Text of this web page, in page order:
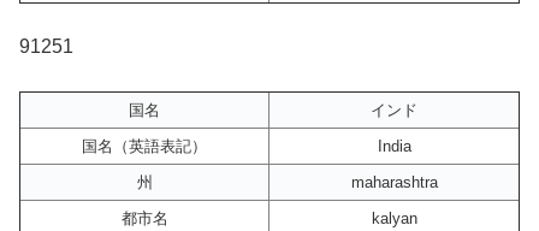
91251
国名
インド
国名（英語表記）
India
州
maharashtra
都市名
kalyan